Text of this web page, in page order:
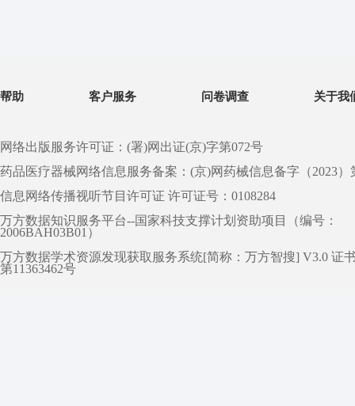
帮助 客户服务 问卷调查 关于我
网络出版服务许可证：(署)网出证(京)字第072号
药品医疗器械网络信息服务备案：(京)网药械信息备字（2023）
信息网络传播视听节目许可证 许可证号：0108284
万方数据知识服务平台--国家科技支撑计划资助项目（编号：
2006BAH03B01）
万方数据学术资源发现获取服务系统[简称：万方智搜] V3.0 证
第11363462号